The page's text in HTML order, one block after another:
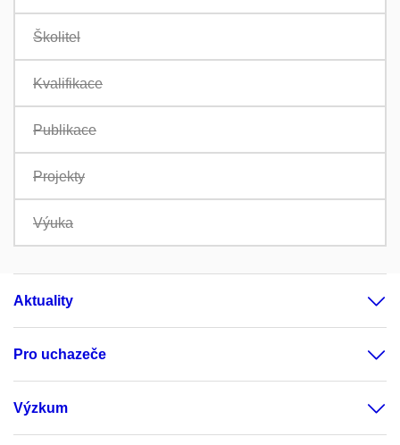
Školitel
Kvalifikace
Publikace
Projekty
Výuka
Aktuality
Pro uchazeče
Výzkum